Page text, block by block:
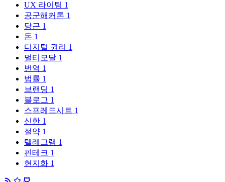
UX 라이팅 1
공군해커톤 1
당근 1
돈 1
디지털 권리 1
멀티모달 1
번역 1
법률 1
브랜딩 1
블로그 1
스프레드시트 1
신한 1
절약 1
텔레그램 1
핀테크 1
현지화 1